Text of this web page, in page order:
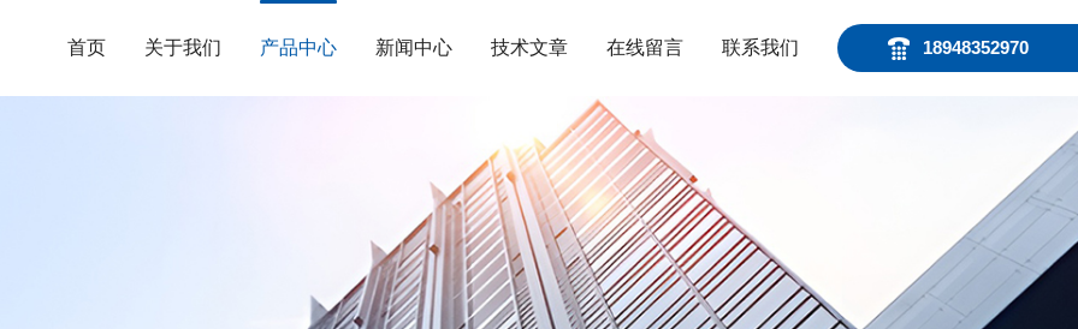
18948352970
首页 关于我们 产品中心 新闻中心 技术文章 在线留言 联系我们